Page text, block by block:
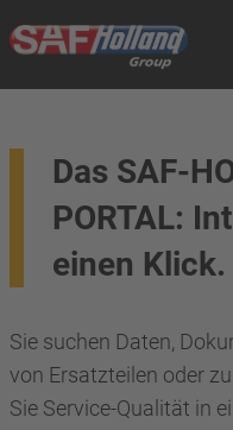
Das SAF-
PORTAL:
einen Klick.
Sie suchen Daten,
von Ersatzteilen oder
Sie Service-Qualität in